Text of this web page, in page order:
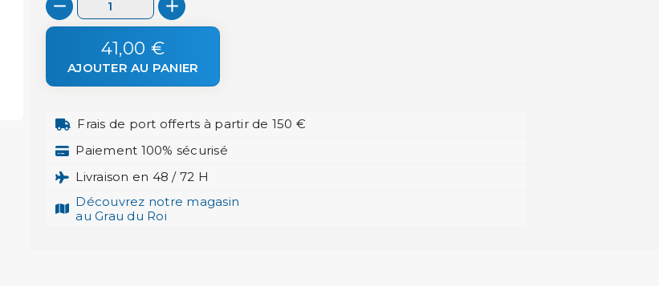
41,00 €
AJOUTER AU PANIER
Frais de port offerts à partir de 150 €
Paiement 100% sécurisé
Livraison en 48 / 72 H
Découvrez notre magasin
au Grau du Roi